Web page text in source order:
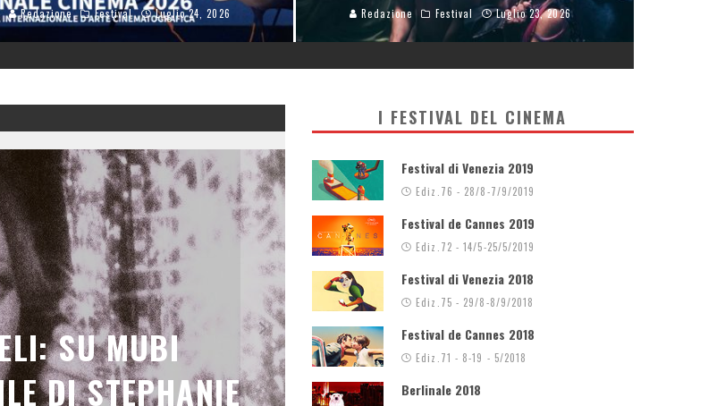
Redazione Festival Luglio 24, 2026 Redazione Festival Luglio 23, 2026
BROOKS E I
YERVANT GIANIKIAN:
LUNGO, PIÙ IN
I FESTIVAL DEL CINEMA
Festival di Venezia 2019
Ediz.76 - 28/8-7/9/2019
Festival de Cannes 2019
Ediz.72 - 14/5-25/5/2019
Festival di Venezia 2018
Ediz.75 - 29/8-8/9/2018
Festival de Cannes 2018
Ediz.71 - 8-19 - 5/2018
Berlinale 2018